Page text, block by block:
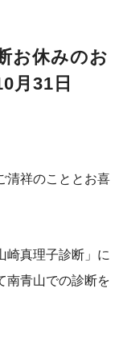
お休みのお
月31日
祥のこととお喜
崎真理子診断」に
南青山での診断を